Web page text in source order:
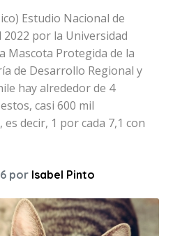
Estudio Nacional de
por la Universidad
Mascota Protegida de la
de Desarrollo Regional y
hay alrededor de 4
casi 600 mil
decir, 1 por cada 7,1 con
por Isabel Pinto